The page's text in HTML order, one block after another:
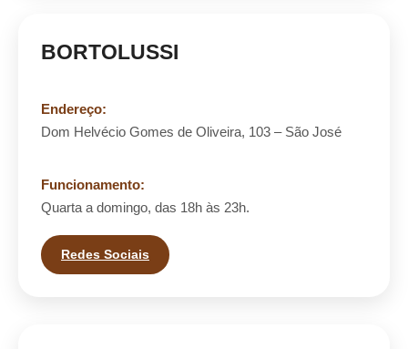
BORTOLUSSI
Endereço:
Dom Helvécio Gomes de Oliveira, 103 – São José
Funcionamento:
Quarta a domingo, das 18h às 23h.
Redes Sociais